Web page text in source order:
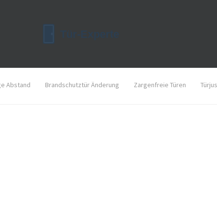
Abstand Brandschutztür Änderung Zargenfreie Türen